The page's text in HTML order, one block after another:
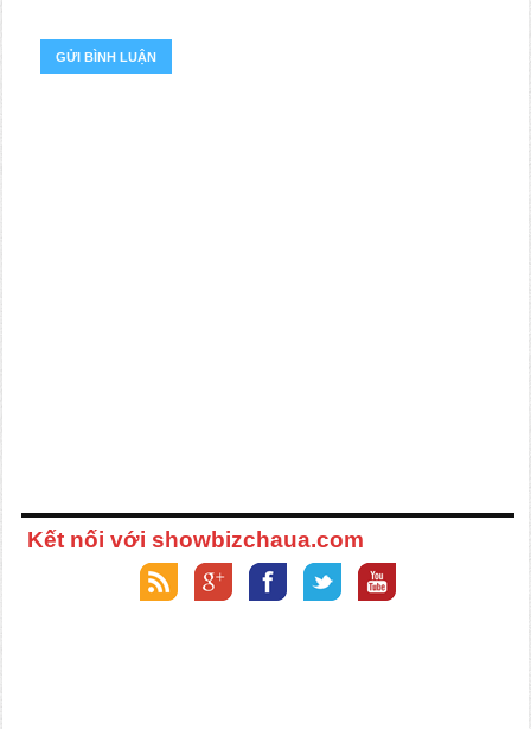
Kết nối với showbizchaua.com